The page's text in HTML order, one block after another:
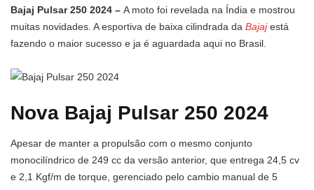
Bajaj Pulsar 250 2024 – A moto foi revelada na Índia e mostrou
muitas novidades. A esportiva de baixa cilindrada da Bajajestá
fazendo o maior sucesso e ja é aguardada aqui no Brasil.
Nova Bajaj Pulsar 250 2024
Apesar de manter a propulsão com o mesmo conjunto
monocilíndrico de 249 cc da versão anterior, que entrega 24,5 cv
e 2,1 Kgf/m de torque, gerenciado pelo cambio manual de 5